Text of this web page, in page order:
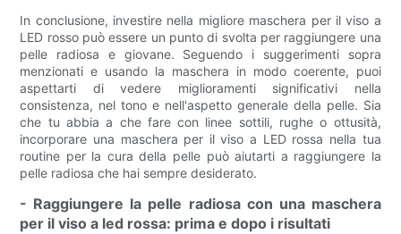
In conclusione, investire nella migliore maschera per il viso a
LED rosso può essere un punto di svolta per raggiungere una
pelle radiosa e giovane. Seguendo i suggerimenti sopra
menzionati e usando la maschera in modo coerente, puoi
aspettarti di vedere miglioramenti significativi nella
consistenza, nel tono e nell'aspetto generale della pelle. Sia
che tu abbia a che fare con linee sottili, rughe o ottusità,
incorporare una maschera per il viso a LED rossa nella tua
routine per la cura della pelle può aiutarti a raggiungere la
pelle radiosa che hai sempre desiderato.
- Raggiungere la pelle radiosa con una maschera
per il viso a led rossa: prima e dopo i risultati